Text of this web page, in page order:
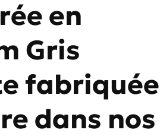
en
Gris
fabriquée
dans nos